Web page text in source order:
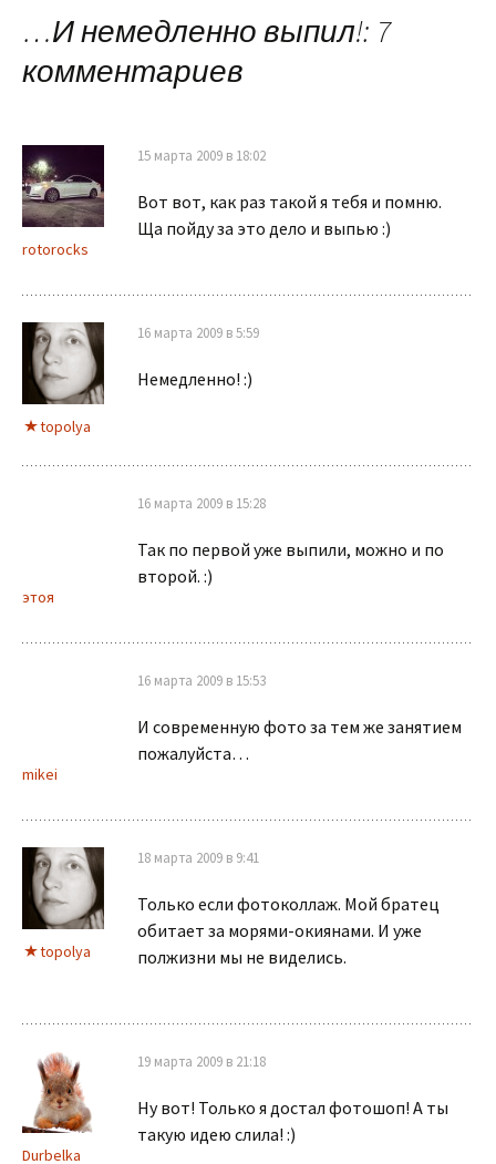
записям
…И немедленно выпил!: 7
комментариев
rotorocks
15 марта 2009 в 18:02
Вот вот, как раз такой я тебя и помню.
Ща пойду за это дело и выпью :)
topolya
16 марта 2009 в 5:59
Немедленно! :)
этоя
16 марта 2009 в 15:28
Так по первой уже выпили, можно и по
второй. :)
mikei
16 марта 2009 в 15:53
И современную фото за тем же занятием
пожалуйста…
topolya
18 марта 2009 в 9:41
Только если фотоколлаж. Мой братец
обитает за морями-окиянами. И уже
полжизни мы не виделись.
Durbelka
19 марта 2009 в 21:18
Ну вот! Только я достал фотошоп! А ты
такую идею слила! :)